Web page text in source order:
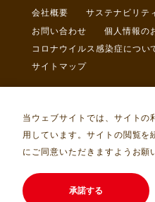
当ウェブサイトでは、サイトの
用しています。サイトの閲覧を
にご同意いただきますようお願
承諾する
会社概要 サステナビリテ
お問い合わせ
個人情報の
コロナウイルス感染症につい
サイトマップ